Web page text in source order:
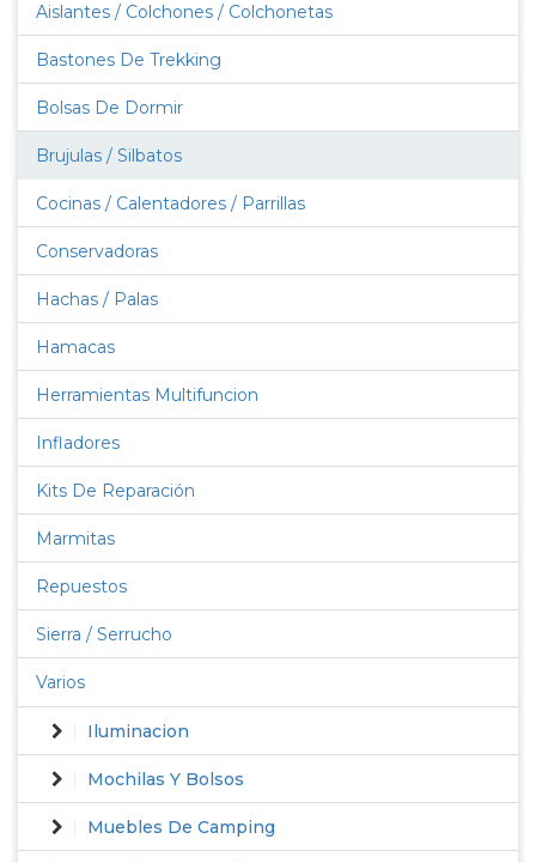
Aislantes / Colchones / Colchonetas
Bastones De Trekking
Bolsas De Dormir
Brujulas / Silbatos
Cocinas / Calentadores / Parrillas
Conservadoras
Hachas / Palas
Hamacas
Herramientas Multifuncion
Infladores
Kits De Reparación
Marmitas
Repuestos
Sierra / Serrucho
Varios
Iluminacion
Mochilas Y Bolsos
Muebles De Camping